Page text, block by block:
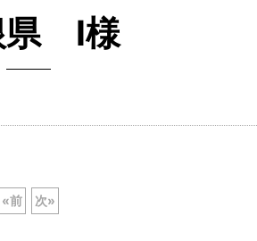
県 I様
«前 次»